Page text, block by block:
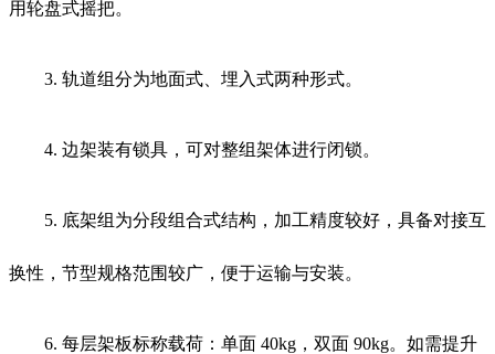
用轮盘式摇把。
3. 轨道组分为地面式、埋入式两种形式。
4. 边架装有锁具，可对整组架体进行闭锁。
5. 底架组为分段组合式结构，加工精度较好，具备对接互
换性，节型规格范围较广，便于运输与安装。
6. 每层架板标称载荷：单面 40kg，双面 90kg。如需提升